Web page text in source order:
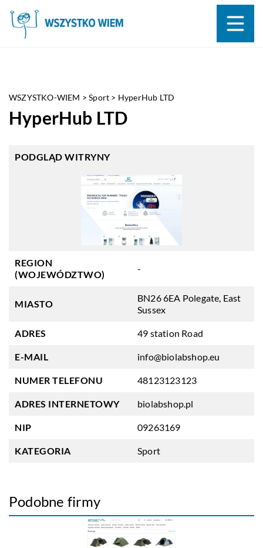
WSZYSTKO-WIEM >Sport > HyperHub LTD
HyperHub LTD
PODGLĄD WITRYNY
REGION
(WOJEWÓDZTWO)
-
MIASTO
BN26 6EA Polegate, East
Sussex
ADRES 49 station Road
E-MAIL info@biolabshop.eu
NUMER TELEFONU 48123123123
ADRES INTERNETOWY biolabshop.pl
NIP 09263169
KATEGORIA Sport
Podobne firmy